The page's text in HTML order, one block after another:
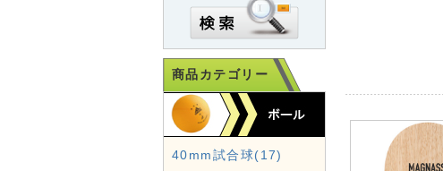
商品カテゴリー
40mm試合球(17)